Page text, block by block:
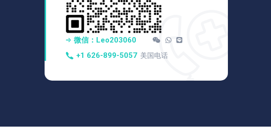
微信：Leo203060
+1 626-899-5057 美国电话